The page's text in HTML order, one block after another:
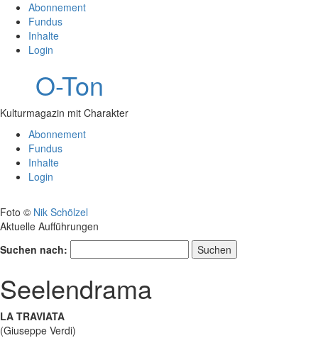
Abonnement
Fundus
Inhalte
Login
O-Ton
Kulturmagazin mit Charakter
Abonnement
Fundus
Inhalte
Login
Foto © Nik Schölzel
Aktuelle Aufführungen
Suchen nach:
Seelendrama
LA TRAVIATA
(Giuseppe Verdi)